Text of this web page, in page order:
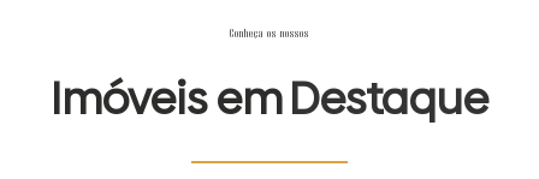
Conheça os nossos
Imóveis emDestaque